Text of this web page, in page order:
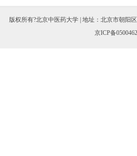
版权所有?北京中医药大学 | 地址：北京市朝阳
京ICP备